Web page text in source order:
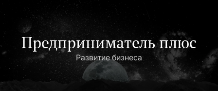
содержимому
Предприниматель плюс
Развитие бизнеса